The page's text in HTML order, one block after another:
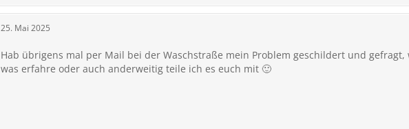
25. Mai 2025
Hab übrigens mal per Mail bei der Waschstraße mein Problem geschildert und
was erfahre oder auch anderweitig teile ich es euch mit 🙂